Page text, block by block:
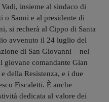
insieme al sindaco di
o Sanni e al presidente di
si recherà al Cippo di Santa
avvenuto il 24 luglio del
di San Giovanni – nel
comandante Gian
della Resistenza, e i due
Fiscaletti. È anche
dedicata al valore dei